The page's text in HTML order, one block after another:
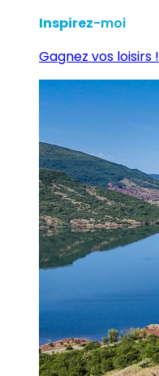
Inspirez-moi
Gagnez vos loisirs !